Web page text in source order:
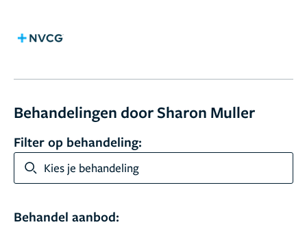
Behandelingen door Sharon Muller
Filter op behandeling:
Kies je behandeling
Behandel aanbod: